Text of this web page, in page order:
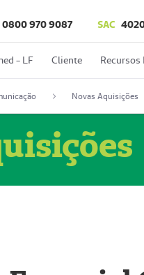
0800 970 9087 SAC
- LF Cliente Recursos
Novas Aquisições